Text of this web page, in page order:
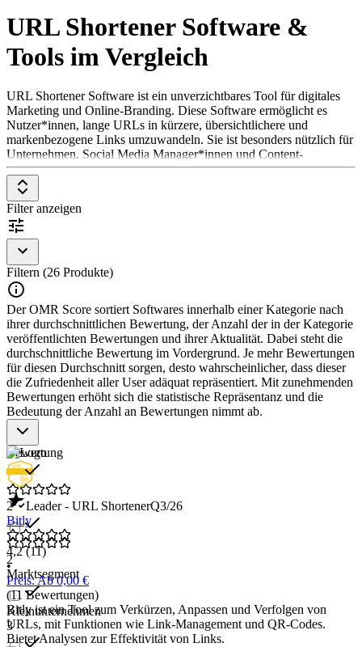
URL Shortener Software &
Tools im Vergleich
URL Shortener Software ist ein unverzichtbares Tool für digitales
Marketing und Online-Branding. Diese Software ermöglicht es
Nutzer*innen, lange URLs in kürzere, übersichtlichere und
markenbezogene Links umzuwandeln. Sie ist besonders nützlich für
Unternehmen, Social Media Manager*innen und Content-
Ersteller*innen, die Wert auf Trackability und Ästhetik in ihren
Online-Präsenzen legen. URL Shortener werden eingesetzt, um die
Lesbarkeit von Links zu verbessern, die Klickrate zu erhöhen und
detaillierte Daten über Link-Interaktionen zu erhalten.
Um in der Kategorie URL Shortener Software aufgenommen zu
werden, sollte eine Lösung folgende Features und Eigenschaften
aufweisen:
URLs in kurze, prägnante Links.
Tracking und Analyse: Bereitstellung von Daten über Link-
Klicks und Nutzerverhalten.
Branding-Optionen: Personalisierung von Short-URLs mit
Markennamen oder spezifischen Schlüsselwörtern.
Integration mit anderen Plattformen: Vereinfachte
Nutzung durch Verbindung mit sozialen Netzwerken und
Marketing-Tools.
Filter anzeigen
Filtern (26 Produkte)
Der OMR Score sortiert Softwares innerhalb einer Kategorie nach
ihrer durchschnittlichen Bewertung, der Anzahl der in der Kategorie
veröffentlichten Bewertungen und ihrer Aktualität. Dabei steht die
durchschnittliche Bewertung im Vordergrund. Je mehr Bewertungen
für diesen Durchschnitt sorgen, desto wahrscheinlicher, dass dieser
die Zufriedenheit aller User adäquat repräsentiert. Mit zunehmenden
Bewertungen erhöht sich die statistische Repräsentanz und die
Bedeutung der Anzahl an Bewertungen nimmt ab.
Bewertung
2
2
Marktsegment
Kleinunternehmen
3
Leader - URL ShortenerQ3/26
Bitly
4,2(11)
•
Preis: Ab 0,00 €
(11 Bewertungen)
Bitly ist ein Tool zum Verkürzen, Anpassen und Verfolgen von
URLs, mit Funktionen wie Link-Management und QR-Codes.
Bietet Analysen zur Effektivität von Links.